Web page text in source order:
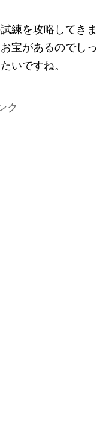
練を攻略してきま
宝があるのでしっ
いですね。
ク